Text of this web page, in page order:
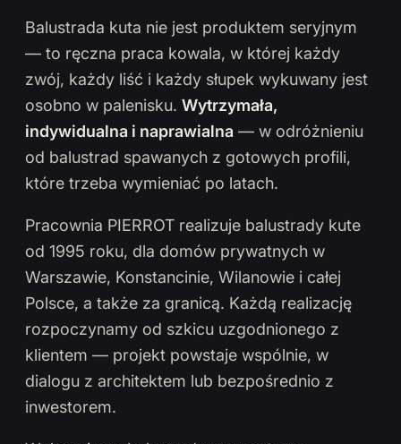
Balustrada kuta nie jest produktem seryjnym
— to ręczna praca kowala, w której każdy
zwój, każdy liść i każdy słupek wykuwany jest
osobno w palenisku. Wytrzymała,
indywidualna i naprawialna — w odróżnieniu
od balustrad spawanych z gotowych profili,
które trzeba wymieniać po latach.
Pracownia PIERROT realizuje balustrady kute
od 1995 roku, dla domów prywatnych w
Warszawie, Konstancinie, Wilanowie i całej
Polsce, a także za granicą. Każdą realizację
rozpoczynamy od szkicu uzgodnionego z
klientem — projekt powstaje wspólnie, w
dialogu z architektem lub bezpośrednio z
inwestorem.